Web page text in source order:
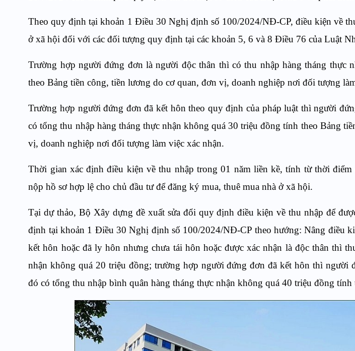
Theo quy định tại khoản 1 Điều 30 Nghị định số 100/2024/NĐ-CP, điều kiện về
ở xã hội đối với các đối tượng quy định tại các khoản 5, 6 và 8 Điều 76 của Luật
Trường hợp người đứng đơn là người độc thân thì có thu nhập hàng tháng thực
theo Bảng tiền công, tiền lương do cơ quan, đơn vị, doanh nghiệp nơi đối tượng
Trường hợp người đứng đơn đã kết hôn theo quy định của pháp luật thì người
có tổng thu nhập hàng tháng thực nhận không quá 30 triệu đồng tính theo Bảng
vị, doanh nghiệp nơi đối tượng làm việc xác nhận.
Thời gian xác định điều kiện về thu nhập trong 01 năm liền kề, tính từ thời
nộp hồ sơ hợp lệ cho chủ đầu tư để đăng ký mua, thuê mua nhà ở xã hội.
Tại dự thảo, Bộ Xây dựng đề xuất sửa đổi quy định điều kiện về thu nhập để
định tại khoản 1 Điều 30 Nghị định số 100/2024/NĐ-CP theo hướng: Nâng điều
kết hôn hoặc đã ly hôn nhưng chưa tái hôn hoặc được xác nhận là độc thân thì
nhận không quá 20 triệu đồng; trường hợp người đứng đơn đã kết hôn thì người
đó có tổng thu nhập bình quân hàng tháng thực nhận không quá 40 triệu đồng